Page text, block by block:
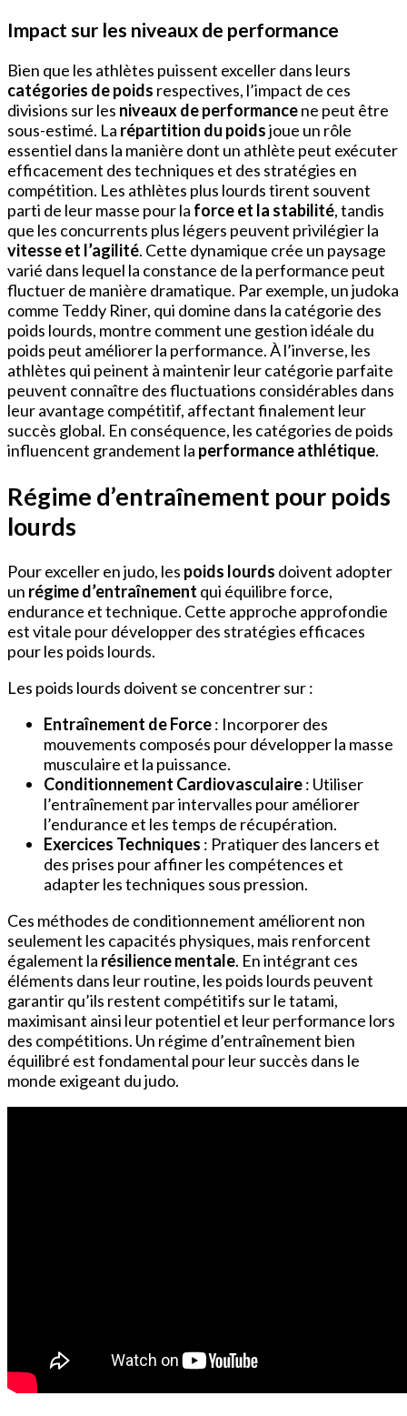
Impact sur les niveaux de performance
Bien que les athlètes puissent exceller dans leurs
catégories de poids respectives, l’impact de ces
divisions sur les niveaux de performancene peut être
sous-estimé. La répartition du poidsjoue un rôle
essentiel dans la manière dont un athlète peut exécuter
efficacement des techniques et des stratégies en
compétition. Les athlètes plus lourds tirent souvent
parti de leur masse pour la force et la stabilité, tandis
que les concurrents plus légers peuvent privilégier la
vitesse et l’agilité. Cette dynamique crée un paysage
varié dans lequel la constance de la performance peut
fluctuer de manière dramatique. Par exemple, un judoka
comme Teddy Riner, qui domine dans la catégorie des
poids lourds, montre comment une gestion idéale du
poids peut améliorer la performance. À l’inverse, les
athlètes qui peinent à maintenir leur catégorie parfaite
peuvent connaître des fluctuations considérables dans
leur avantage compétitif, affectant finalement leur
succès global. En conséquence, les catégories de poids
influencent grandement la performance athlétique.
Régime d’entraînement pour poids
lourds
Pour exceller en judo, les poids lourds doivent adopter
un régime d’entraînement qui équilibre force,
endurance et technique. Cette approche approfondie
est vitale pour développer des stratégies efficaces
pour les poids lourds.
Les poids lourds doivent se concentrer sur :
Entraînement de Force: Incorporer des
mouvements composés pour développer la masse
musculaire et la puissance.
Conditionnement Cardiovasculaire: Utiliser
l’entraînement par intervalles pour améliorer
l’endurance et les temps de récupération.
Exercices Techniques : Pratiquer des lancers et
des prises pour affiner les compétences et
adapter les techniques sous pression.
Ces méthodes de conditionnement améliorent non
seulement les capacités physiques, mais renforcent
également la résilience mentale. En intégrant ces
éléments dans leur routine, les poids lourds peuvent
garantir qu’ils restent compétitifs sur le tatami,
maximisant ainsi leur potentiel et leur performance lors
des compétitions. Un régime d’entraînement bien
équilibré est fondamental pour leur succès dans le
monde exigeant du judo.